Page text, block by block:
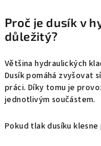
Proč je dusík v
důležitý?
Většina hydraulických
Dusík pomáhá zvyšovat
práci. Díky tomu je
jednotlivým součástem.
Pokud tlak dusíku